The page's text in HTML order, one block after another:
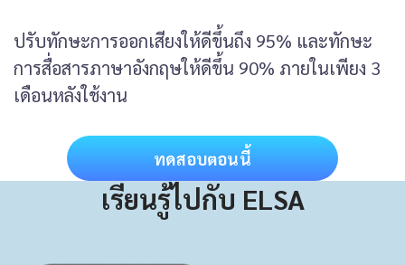
ปรับทักษะการออกเสียงให้ดีขึ้นถึง 95% และทักษะ
การสื่อสารภาษาอังกฤษให้ดีขึ้น 90% ภายในเพียง 3
เดือนหลังใช้งาน
ทดสอบตอนนี้
เรียนรู้ไปกับ ELSA